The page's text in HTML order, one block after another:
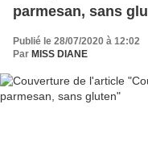
parmesan, sans
Publié le 28/07/2020 à 12:02
Par MISS DIANE